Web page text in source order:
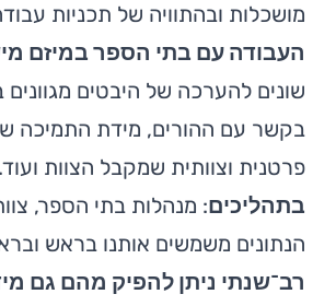
מושכלות ובהתוויה של תכניות
העבודה עם בתי הספר במיזם
שונים להערכה של היבטים
בקשר עם ההורים, מידת התמיכה
פרטנית וצוותית שמקבל הצוות ועוד.
בתהליכים: מנהלות בתי הספר,
הנתונים משמשים אותנו בראש
רב־שנתי ניתן להפיק מהם גם